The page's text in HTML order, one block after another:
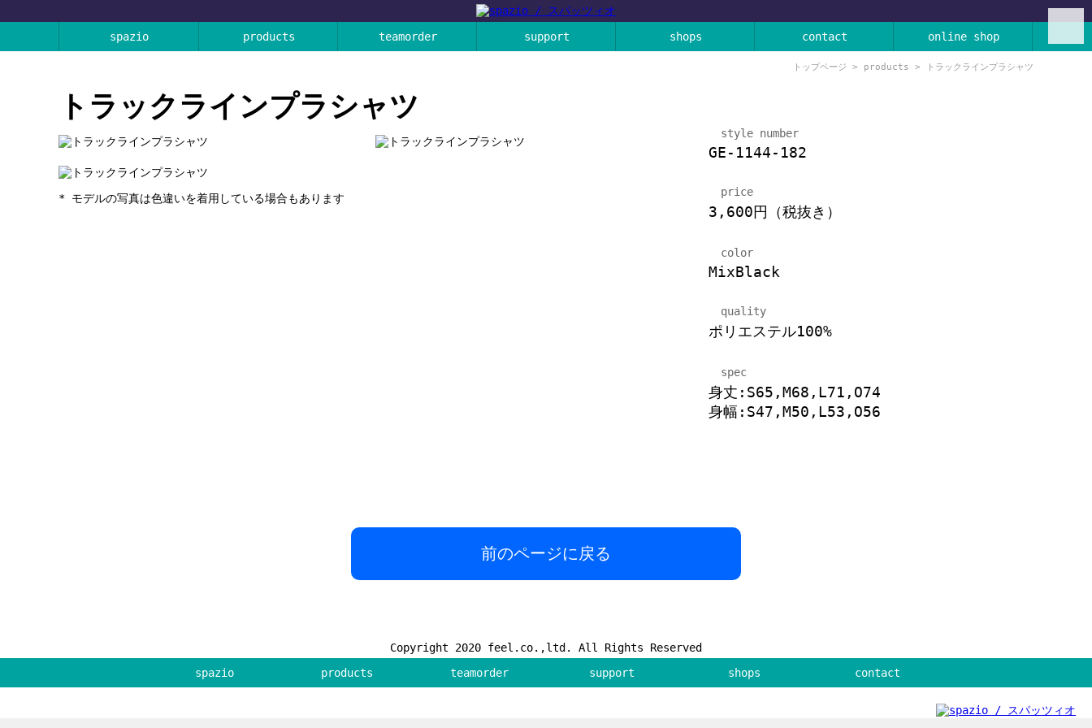
spazio products teamorder support shops contact online shop
トップページ > products > トラックラインプラシャツ
トラックラインプラシャツ
* モデルの写真は色違いを着用している場合もあります
style number
GE-1144-182
price
3,600円（税抜き）
color
MixBlack
quality
ポリエステル100%
spec
身丈:S65,M68,L71,O74
身幅:S47,M50,L53,O56
前のページに戻る
Copyright 2020 feel.co.,ltd. All Rights Reserved
spazio
products teamorder support shops contact